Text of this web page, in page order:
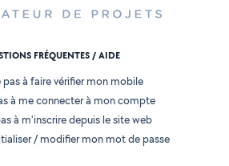
FRÉQUENTES / AIDE
pas à faire vérifier mon mobile
à me connecter à mon compte
à m'inscrire depuis le site web
/ modifier mon mot de passe